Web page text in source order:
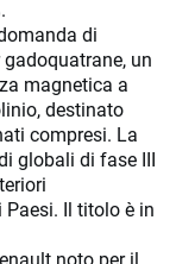
di
un
magnetica a
destinato
compresi. La
globali di fase III
Il titolo è in
noto per il